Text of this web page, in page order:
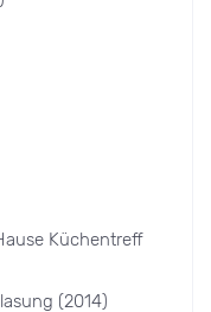
Küchentreff
(2014)